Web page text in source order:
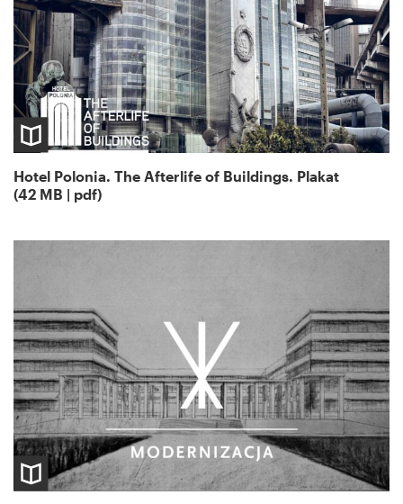
Hotel Polonia. The Afterlife of Buildings. Plakat
(42 MB | pdf)